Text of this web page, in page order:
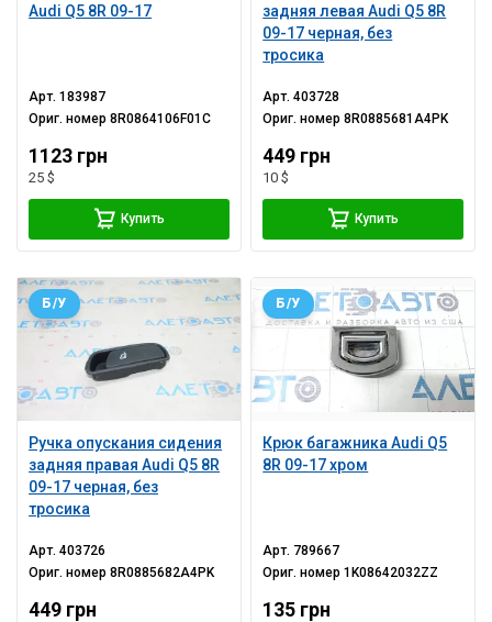
Audi Q5 8R 09-17
Арт.183987
Ориг. номер8R0864106F01C
1123 грн
25 $
Купить
задняя левая Audi Q5 8R
09-17 черная, без
тросика
Арт.403728
Ориг. номер8R0885681A4PK
449 грн
10 $
Купить
Ручка опускания сидения
задняя правая Audi Q5 8R
09-17 черная, без
тросика
Б/У
Арт.403726
Ориг. номер8R0885682A4PK
449 грн
Крюк багажника Audi Q5
8R 09-17 хром
Б/У
Арт. 789667
Ориг. номер1K08642032ZZ
135 грн